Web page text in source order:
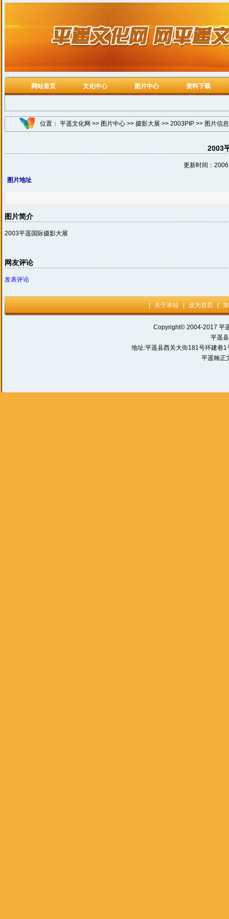
网站首页 文化中心 图片中心 资料下载
位置： 平遥文化网 >> 图片中心 >> 摄影大展 >> 2003PIP >> 图片信息
2003
更新时间：
图片地址
图片简介
2003平遥国际摄影大展
网友评论
发表评论
关于本站 设为首页
Copyright© 2004-2017 平
平遥
地址:平遥县西关大街181号环建
平遥翰正